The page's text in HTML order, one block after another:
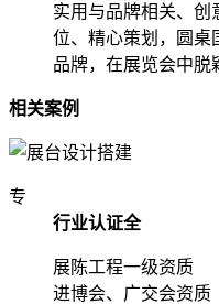
实用与品牌相关、创
位、精心策划，圆桌
品牌，在展览会中脱
相关案例
专
行业认证全
展陈工程一级资质
进博会、广交会资质